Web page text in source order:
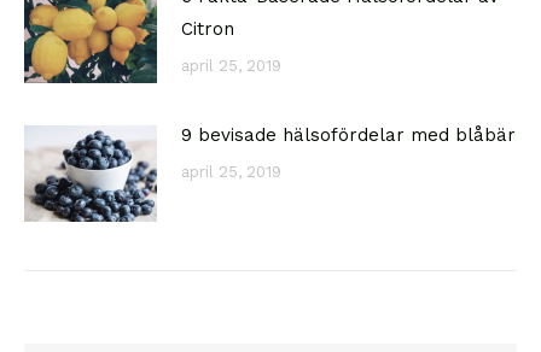
Citron
april 25, 2019
9 bevisade hälsofördelar med blåbär
april 25, 2019